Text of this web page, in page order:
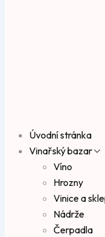
Úvodní stránka
Vinařský bazar
Víno
Hrozny
Vinice a
Nádrže
Čerpadla